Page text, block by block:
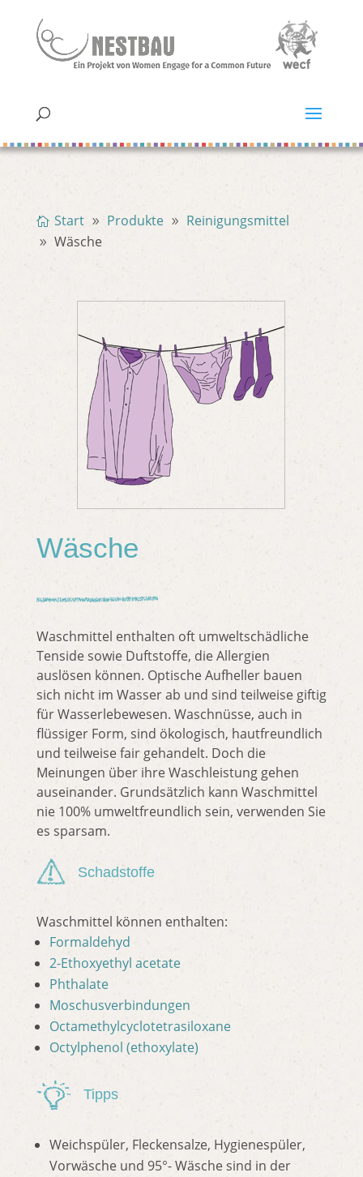
Start Produkte
Reinigungsmittel
Wäsche
Wäsche
Waschmittel enthalten oft umweltschädliche
Tenside sowie Duftstoffe, die Allergien
auslösen können. Optische Aufheller bauen
sich nicht im Wasser ab und sind teilweise giftig
für Wasserlebewesen. Waschnüsse, auch in
flüssiger Form, sind ökologisch, hautfreundlich
und teilweise fair gehandelt. Doch die
Meinungen über ihre Waschleistung gehen
auseinander. Grundsätzlich kann Waschmittel
nie 100% umweltfreundlich sein, verwenden Sie
es sparsam.
Schadstoffe
Waschmittel können enthalten:
Formaldehyd
2-Ethoxyethyl acetate
Phthalate
Moschusverbindungen
Octamethylcyclotetrasiloxane
Octylphenol (ethoxylate)
Tipps
Weichspüler, Fleckensalze, Hygienespüler,
Vorwäsche und 95°- Wäsche sind in der